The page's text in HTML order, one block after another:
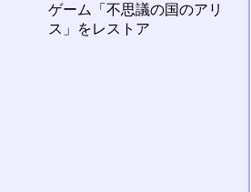
ゲーム「不思議の国のアリ
ス」をレストア